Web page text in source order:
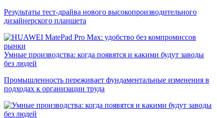
Результаты тест-драйва нового высокопроизводительного
дизайнерского планшета
рынки
Умные производства: когда появятся и какими будут заводы
без людей
Промышленность переживает фундаментальные изменения в
подходах к организации труда